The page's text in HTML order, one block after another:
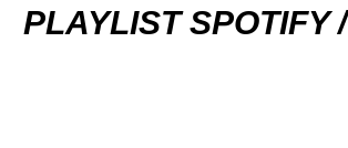
PLAYLIST SPOTIFY /